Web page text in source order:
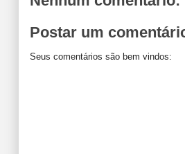
Postar um
Seus comentários são bem vindos: